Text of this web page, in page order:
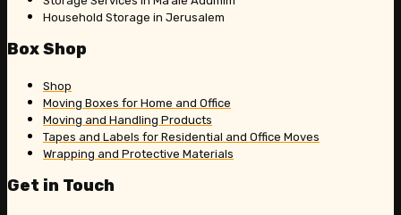
Household Storage in Jerusalem
Box Shop
Shop
Moving Boxes for Home and Office
Moving and Handling Products
Tapes and Labels for Residential and Office Moves
Wrapping and Protective Materials
Get in Touch